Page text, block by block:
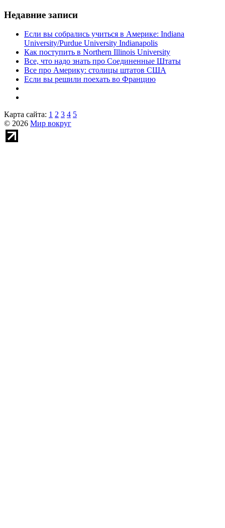
Недавние записи
Если вы собрались учиться в Америке: Indiana
University/Purdue University Indianapolis
Как поступить в Northern Illinois University
Все, что надо знать про Соединенные Штаты
Все про Америку: столицы штатов США
Если вы решили поехать во Францию
Карта сайта: 1 2 3 4 5
© 2026 Мир вокруг